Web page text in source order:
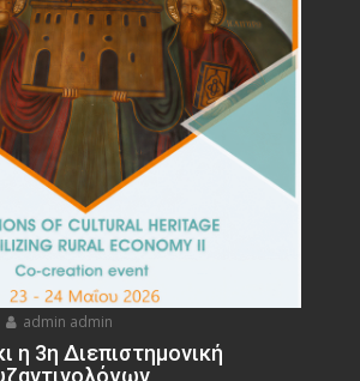
admin admin
η 3η Διεπιστημονική